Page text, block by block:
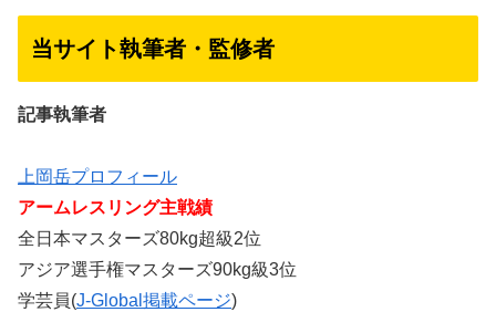
当サイト執筆者・監修者
記事執筆者
上岡岳プロフィール
アームレスリング主戦績
全日本マスターズ80kg超級2位
アジア選手権マスターズ90kg級3位
学芸員(J-Global掲載ページ)